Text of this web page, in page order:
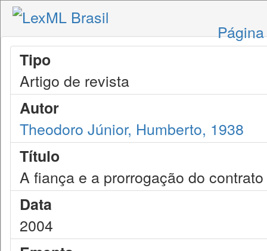
Tipo
Artigo de revista
Autor
Theodoro Júnior, Humberto, 1938
Título
A fiança e a prorrogação do
Data
2004